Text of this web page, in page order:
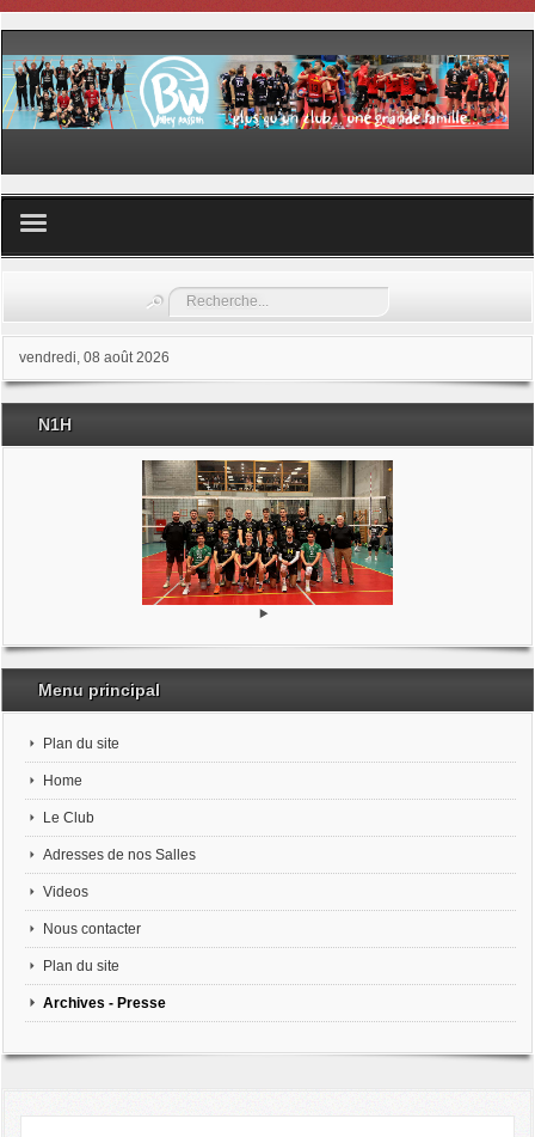
Les samedis du sport
Les stages
Documents
Rechercher
vendredi, 08 août 2026
N1H
Menu principal
Plan du site
Home
Le Club
Adresses de nos Salles
Videos
Nous contacter
Plan du site
Archives - Presse